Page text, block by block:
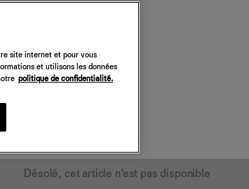
Désolé, cet article n’est pas disponible
site internet et pour vous
et utilisons les données
politique de confidentialité.